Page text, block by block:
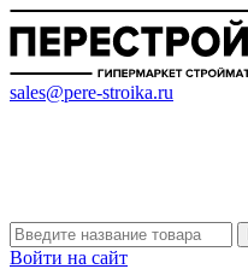
sales@pere-stroika.ru
Войти на сайт